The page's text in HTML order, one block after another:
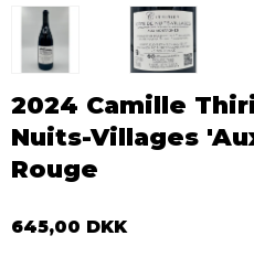
2024 Camille
Nuits-Villages
Rouge
645,00 DKK